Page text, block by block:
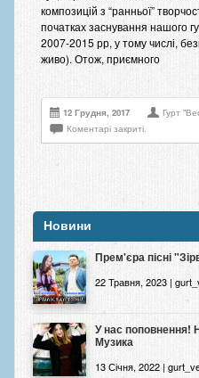
композицій з “ранньої”
початках заснування нашого
2007-2015 рр, у тому числі,
живо). Отож, приємного
12 Грудня, 2017
Гурт
Коментарі закриті.
Новини
Прем'єра пісні
22 Травня, 2023 |
У нас поповнення!
Музика
13 Січня, 2022 |